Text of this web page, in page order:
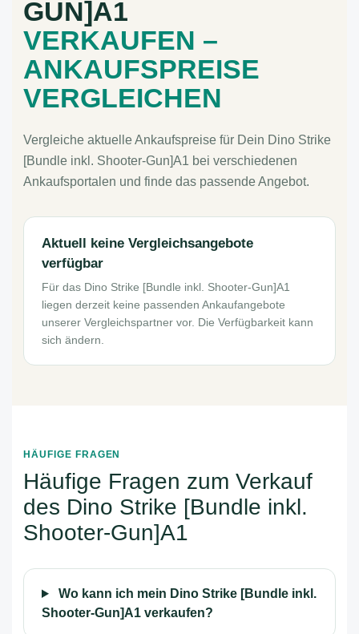
GUN]A1
VERKAUFEN –
ANKAUFSPREISE
VERGLEICHEN
Vergleiche aktuelle Ankaufspreise für Dein Dino Strike
[Bundle inkl. Shooter-Gun]A1 bei verschiedenen
Ankaufsportalen und finde das passende Angebot.
Aktuell keine Vergleichsangebote
verfügbar
Für das Dino Strike [Bundle inkl. Shooter-Gun]A1
liegen derzeit keine passenden Ankaufangebote
unserer Vergleichspartner vor. Die Verfügbarkeit kann
sich ändern.
HÄUFIGE FRAGEN
Häufige Fragen zum Verkauf
des Dino Strike [Bundle inkl.
Shooter-Gun]A1
Wo kann ich mein Dino Strike [Bundle inkl.
Shooter-Gun]A1 verkaufen?